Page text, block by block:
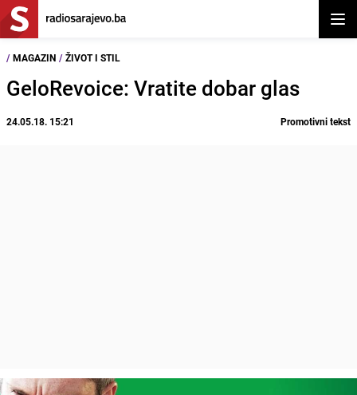
/ MAGAZIN / ŽIVOT I STIL
GeloRevoice: Vratite dobar glas
24.05.18. 15:21 Promotivni tekst